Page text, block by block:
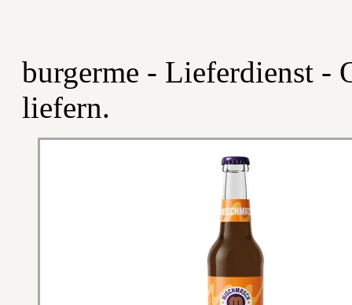
burgerme - Lieferdienst -
liefern.